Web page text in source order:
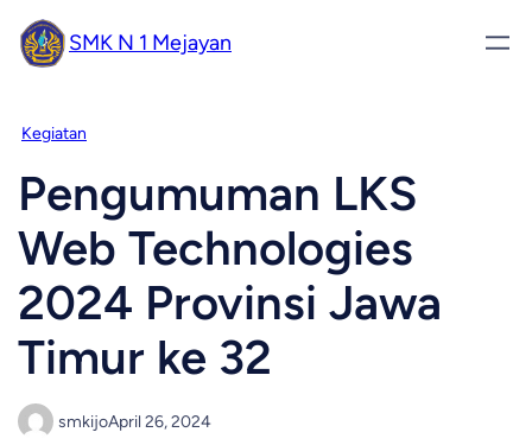
SMK N 1 Mejayan
Kegiatan
Pengumuman LKS
Web Technologies
2024 Provinsi Jawa
Timur ke 32
smkijoApril 26, 2024